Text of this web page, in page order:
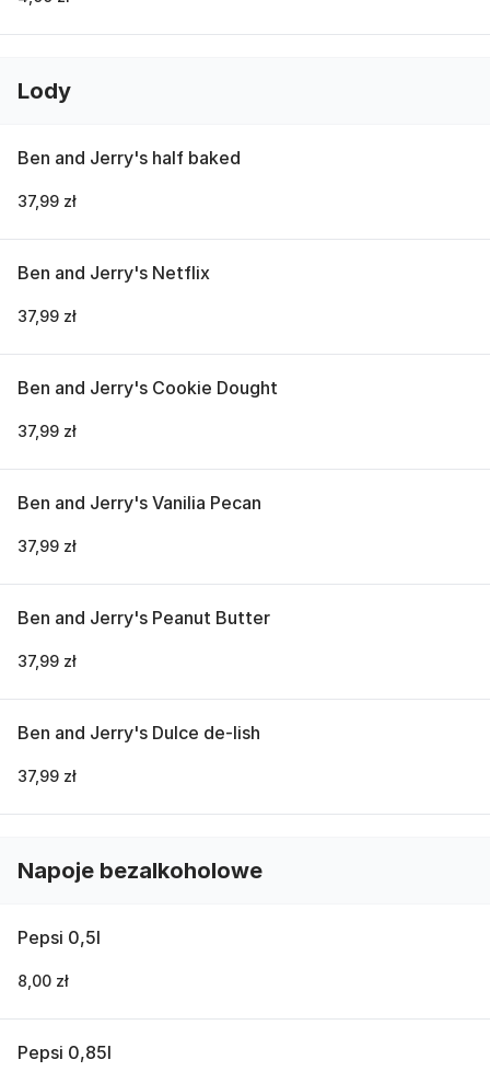
Lody
Ben and Jerry's half baked
37,99 zł
Ben and Jerry's Netflix
37,99 zł
Ben and Jerry's Cookie Dought
37,99 zł
Ben and Jerry's Vanilia Pecan
37,99 zł
Ben and Jerry's Peanut Butter
37,99 zł
Ben and Jerry's Dulce de-lish
37,99 zł
Napoje bezalkoholowe
Pepsi 0,5l
8,00 zł
Pepsi 0,85l